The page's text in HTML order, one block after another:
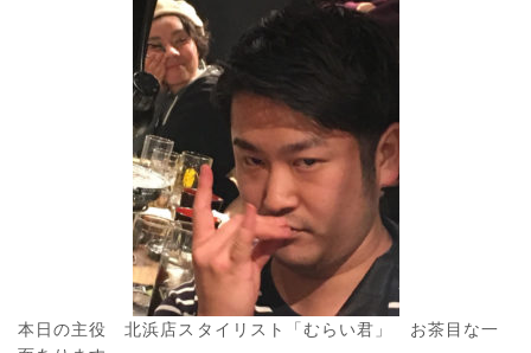
本日の主役 北浜店スタイリスト「むらい君」 お茶目な一